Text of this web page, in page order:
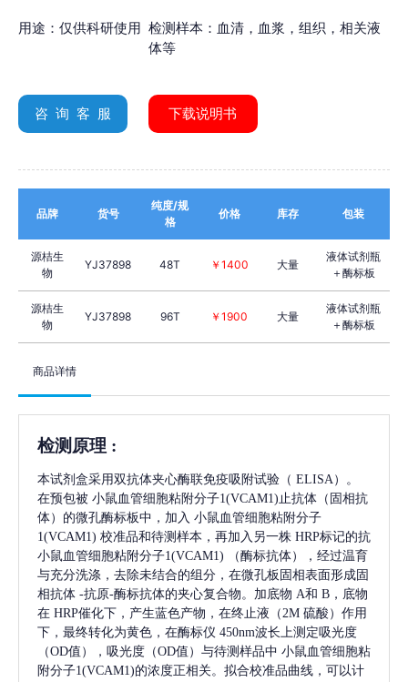
用途：仅供科研使用 检测样本：血清，血浆，组织，相关液
体等
咨 询 客 服 下载说明书
品牌 货号
纯度/规
格
价格 库存 包装
源桔生
物
YJ37898 48T ￥1400 大量
液体试剂瓶
＋酶标板
源桔生
物
YJ37898 96T ￥1900 大量
液体试剂瓶
＋酶标板
商品详情
检测原理 :
本试剂盒采用双抗体夹心酶联免疫吸附试验（ ELISA）。
在预包被 小鼠血管细胞粘附分子1(VCAM1)止抗体（固相抗
体）的微孔酶标板中，加入 小鼠血管细胞粘附分子
1(VCAM1) 校准品和待测样本，再加入另一株 HRP标记的抗
小鼠血管细胞粘附分子1(VCAM1)
（酶标抗体），经过温育
与充分洗涤，去除未结合的组分，在微孔板固相表面形成固
相抗体 -抗原-酶标抗体的夹心复合物。加底物 A和 B，底物
在 HRP催化下，产生蓝色产物，在终止液（2M 硫酸）作用
下，最终转化为黄色，在酶标仪 450nm波长上测定吸光度
（OD值），吸光度（OD值）与待测样品中 小鼠血管细胞粘
附分子1(VCAM1)的浓度正相关。拟合校准品曲线，可以计